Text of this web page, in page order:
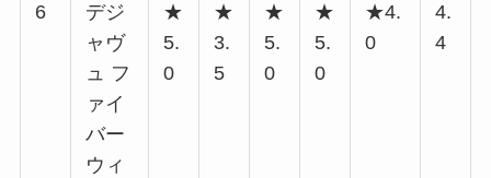
6
デジ
ャヴ
ュ フ
ァイ
バー
ウィ
★
5.
0
★
3.
5
★
5.
0
★
5.
0
★4.
0
4.
4